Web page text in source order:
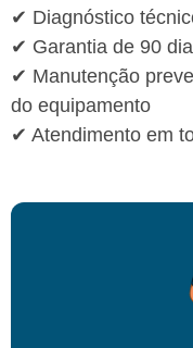
✔ Diagnóstico
✔ Garantia de 90
✔ Manutenção
do equipamento
✔ Atendimento em